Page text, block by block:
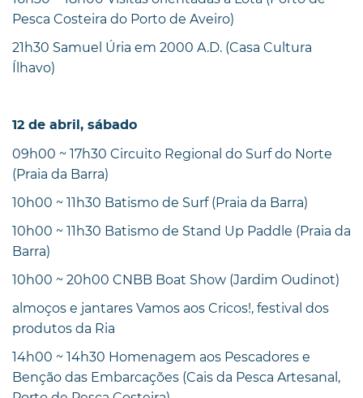
Pesca Costeira do Porto de Aveiro)
21h30 Samuel Úria em 2000 A.D. (Casa Cultura
Ílhavo)
12 de abril, sábado
09h00 ~ 17h30 Circuito Regional do Surf do Norte
(Praia da Barra)
10h00 ~ 11h30 Batismo de Surf (Praia da Barra)
10h00 ~ 11h30 Batismo de Stand Up Paddle (Praia da
Barra)
10h00 ~ 20h00 CNBB Boat Show (Jardim Oudinot)
almoços e jantares Vamos aos Cricos!, festival dos
produtos da Ria
14h00 ~ 14h30 Homenagem aos Pescadores e
Benção das Embarcações (Cais da Pesca Artesanal,